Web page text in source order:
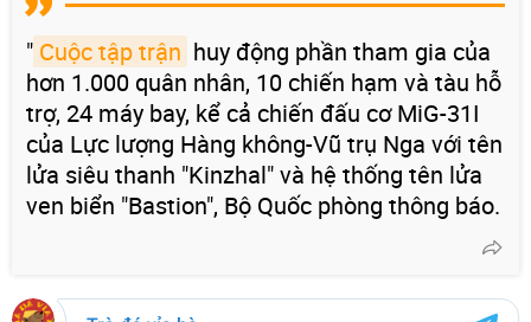
" Cuộc tập trận huy động phần tham gia của
hơn 1.000 quân nhân, 10 chiến hạm và tàu hỗ
trợ, 24 máy bay, kể cả chiến đấu cơ MiG-31I
của Lực lượng Hàng không-Vũ trụ Nga với tên
lửa siêu thanh "Kinzhal" và hệ thống tên lửa
ven biển "Bastion", Bộ Quốc phòng thông báo.